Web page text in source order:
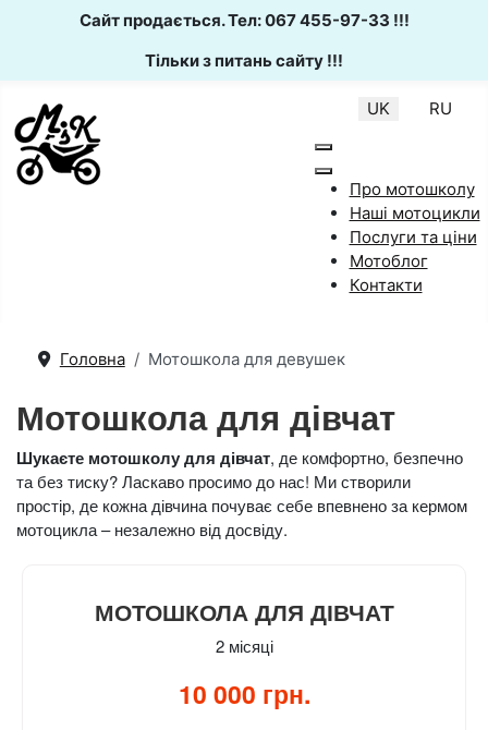
Сайт продається. Тел: 067 455-97-33 !!!
Тільки з питань сайту !!!
Оберіть свою мову
UK RU
Про мотошколу
Наші мотоцикли
Послуги та ціни
Мотоблог
Контакти
Головна Мотошкола для девушек
Мотошкола для дівчат
Шукаєте мотошколу для дівчат, де комфортно, безпечно
та без тиску? Ласкаво просимо до нас! Ми створили
простір, де кожна дівчина почуває себе впевнено за кермом
мотоцикла – незалежно від досвіду.
МОТОШКОЛА ДЛЯ ДІВЧАТ
2 місяці
10 000 грн.